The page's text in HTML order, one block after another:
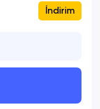
İndirim